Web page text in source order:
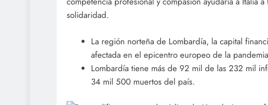
solidaridad.
La región norteña de Lombardía, la capital
afectada en el epicentro europeo de la
Lombardía tiene más de 92 mil de las 232 mil
34 mil 500 muertos del país.